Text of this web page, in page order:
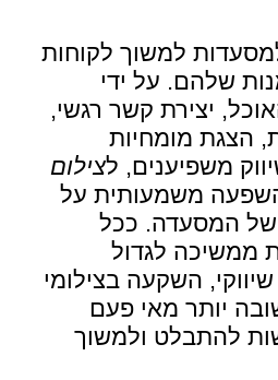
למשוך לקוחות
שלהם. על ידי
יצירת קשר רגשי,
הצגת מומחיות
משפיענים, לצילום
השפעה משמעותית על
המסעדה. ככל
ממשיכה לגדול
השקעה בצילומי
יותר מאי פעם
להתבלט ולמשוך